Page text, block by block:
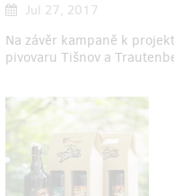
Jul 27, 2017
Na závěr kampaně k
pivovaru Tišnov a